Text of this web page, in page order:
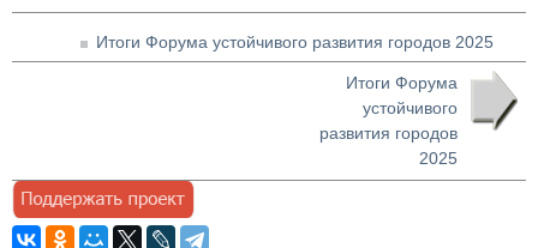
Итоги Форума устойчивого развития городов 2025
Итоги Форума
устойчивого
развития городов
2025